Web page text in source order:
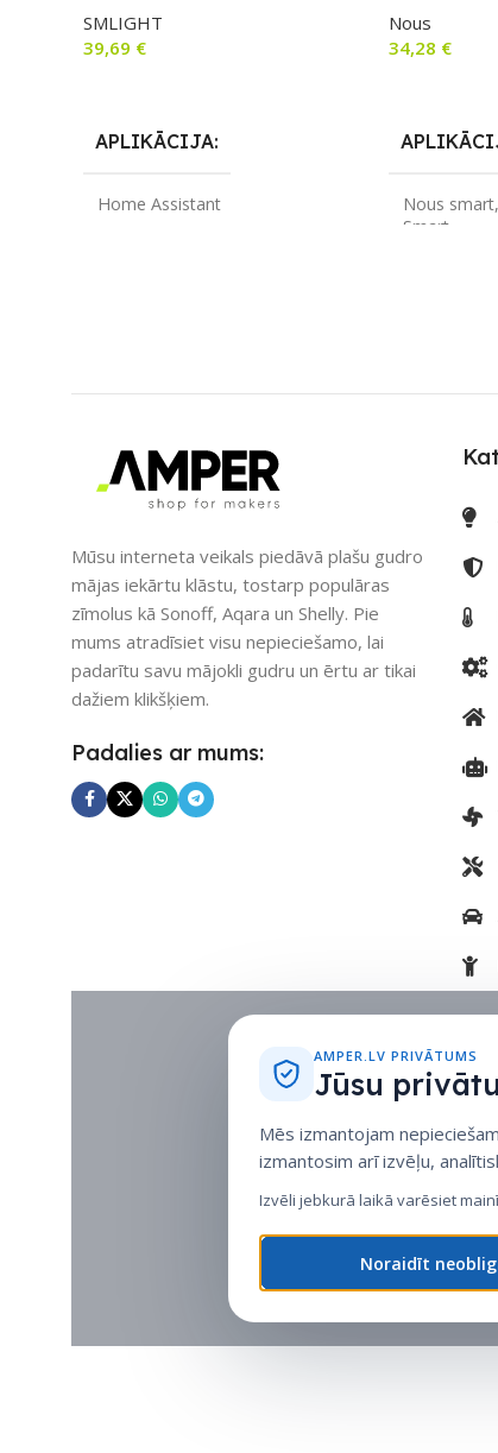
darbojas ar Zigbee2MQTT,
mājas palīgu, ZHA
SMLIGHT
39,69 €
APLIKĀCIJA
Home Assistant
PIEEJAMS UZREIZ
SKAITS
Nous
34,28 €
Nous smart,
Smart
UZREIZ
SKAITS
Mūsu interneta veikals piedāvā plašu gudro
mājas iekārtu klāstu, tostarp populāras
zīmolus kā Sonoff, Aqara un Shelly. Pie
mums atradīsiet visu nepieciešamo, lai
padarītu savu mājokli gudru un ērtu ar tikai
dažiem klikšķiem.
Padalies ar mums:
AMPER.LV PRIVĀTUMS
Jūsu
Mēs izmantojam
izmantosim arī izvēļu,
Izvēli jebkurā laikā varēsiet
Noraidīt